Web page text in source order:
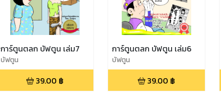
การ์ตูนตลก บัฟตูน เล่ม7
บัฟตูน
39.00 ฿
การ์ตูนตลก บัฟตูน เล่ม6
บัฟตูน
39.00 ฿